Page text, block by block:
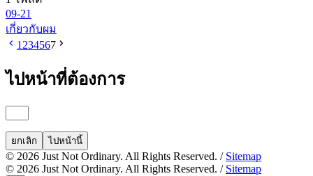
09-21
เกี่ยวกับผม
1 234567
ไปหน้าที่ต้องการ
ยกเลิก ไปหน้านี้
© 2026 Just Not Ordinary. All Rights Reserved. / Sitemap
© 2026 Just Not Ordinary. All Rights Reserved. / Sitemap